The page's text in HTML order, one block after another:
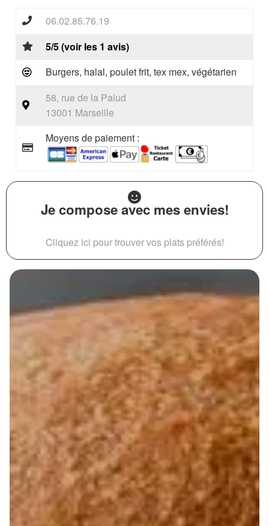
06.02.85.76.19
5/5 (voir les 1 avis)
Burgers, halal, poulet frit, tex mex, végétarien
58, rue de la Palud
13001 Marseille
Moyens de paiement :
Je compose avec mes envies!
Cliquez ici pour trouver vos plats préférés!